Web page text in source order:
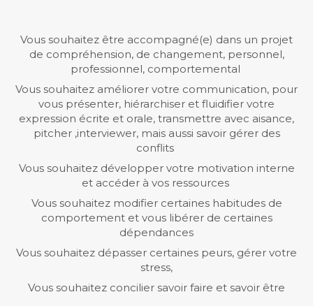
Vous souhaitez être accompagné(e) dans un projet
de compréhension, de changement, personnel,
professionnel, comportemental
Vous souhaitez améliorer votre communication, pour
vous présenter, hiérarchiser et fluidifier votre
expression écrite et orale, transmettre avec aisance,
pitcher ,interviewer, mais aussi savoir gérer des
conflits
Vous souhaitez développer votre motivation interne
et accéder à vos ressources
Vous souhaitez modifier certaines habitudes de
comportement et vous libérer de certaines
dépendances
Vous souhaitez dépasser certaines peurs, gérer votre
stress,
Vous souhaitez concilier savoir faire et savoir être